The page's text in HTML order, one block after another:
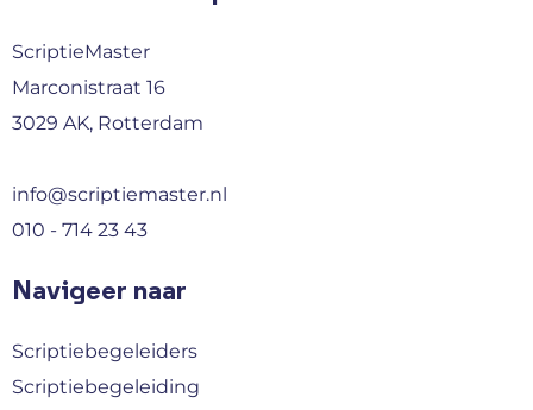
ScriptieMaster
Marconistraat 16
3029 AK, Rotterdam
info@scriptiemaster.nl
010 - 714 23 43
Navigeer naar
Scriptiebegeleiders
Scriptiebegeleiding